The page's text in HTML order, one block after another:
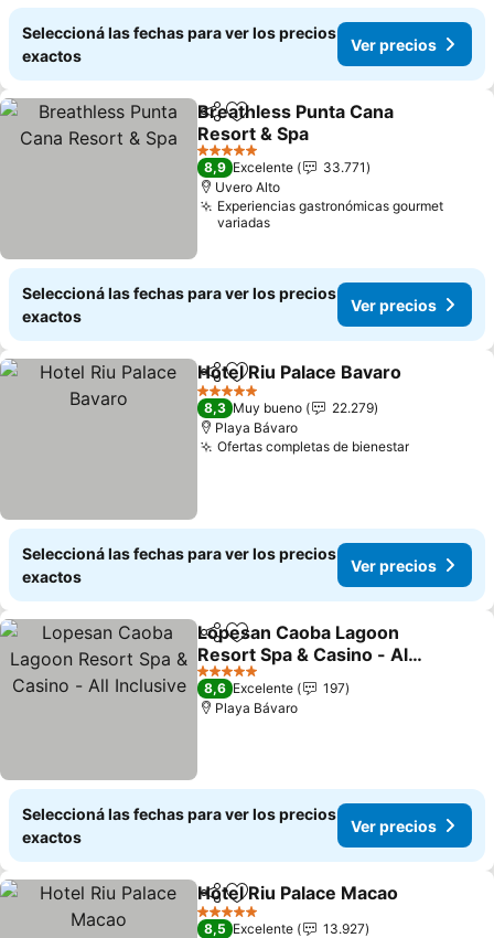
Seleccioná las fechas para ver los precios
exactos
Ver precios
CompartirAñadir a favoritos
Breathless Punta Cana
Resort & Spa
5 Estrellas
8,9 Excelente
33.771
Uvero Alto
Experiencias gastronómicas gourmet
variadas
Seleccioná las fechas para ver los precios
exactos
Ver precios
CompartirAñadir a favoritos
Hotel Riu Palace Bavaro
5 Estrellas
8,3 Muy bueno
22.279
Playa Bávaro
Ofertas completas de bienestar
Seleccioná las fechas para ver los precios
exactos
Ver precios
CompartirAñadir a favoritos
Lopesan Caoba Lagoon
Resort Spa & Casino - All
Inclusive
5 Estrellas
8,6 Excelente
197
Playa Bávaro
Seleccioná las fechas para ver los precios
exactos
Ver precios
CompartirAñadir a favoritos
Hotel Riu Palace Macao
5 Estrellas
8,5 Excelente
13.927